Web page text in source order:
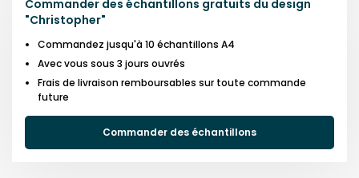
Commander des échantillons gratuits du design
"Christopher"
Commandez jusqu'à 10 échantillons A4
Avec vous sous 3 jours ouvrés
Frais de livraison remboursables sur toute commande
future
Commander des échantillons